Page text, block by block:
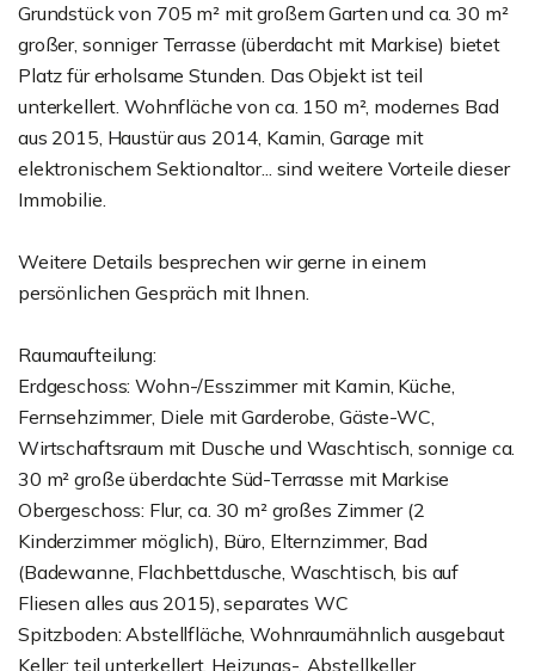
Grundstück von 705 m² mit großem Garten und ca. 30 m²
großer, sonniger Terrasse (überdacht mit Markise) bietet
Platz für erholsame Stunden. Das Objekt ist teil
unterkellert. Wohnfläche von ca. 150 m², modernes Bad
aus 2015, Haustür aus 2014, Kamin, Garage mit
elektronischem Sektionaltor... sind weitere Vorteile dieser
Immobilie.
Weitere Details besprechen wir gerne in einem
persönlichen Gespräch mit Ihnen.
Raumaufteilung:
Erdgeschoss: Wohn-/Esszimmer mit Kamin, Küche,
Fernsehzimmer, Diele mit Garderobe, Gäste-WC,
Wirtschaftsraum mit Dusche und Waschtisch, sonnige ca.
30 m² große überdachte Süd-Terrasse mit Markise
Obergeschoss: Flur, ca. 30 m² großes Zimmer (2
Kinderzimmer möglich), Büro, Elternzimmer, Bad
(Badewanne, Flachbettdusche, Waschtisch, bis auf
Fliesen alles aus 2015), separates WC
Spitzboden: Abstellfläche, Wohnraumähnlich ausgebaut
Keller: teil unterkellert, Heizungs-, Abstellkeller